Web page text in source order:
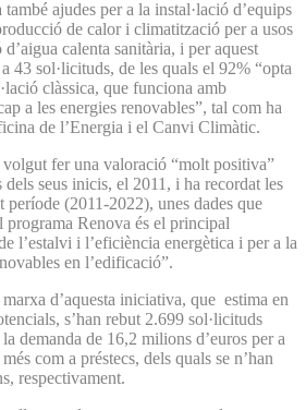
ajudes per a la instal·lació d’equips
de calor i climatització per a usos
calenta sanitària, i per aquest
43 sol·licituds, de les quals el 92% “opta
clàssica, que funciona amb
a les energies renovables”, tal com ha
de l’Energia i el Canvi Climàtic.
fer una valoració “molt positiva”
seus inicis, el 2011, i ha recordat les
període (2011-2022), unes dades que
programa Renova és el principal
l’estalvi i l’eficiència energètica i per a la
en l’edificació”.
d’aquesta iniciativa, que estima en
s’han rebut 2.699 sol·licituds
demanda de 16,2 milions d’euros per a
com a préstecs, dels quals se n’han
respectivament.